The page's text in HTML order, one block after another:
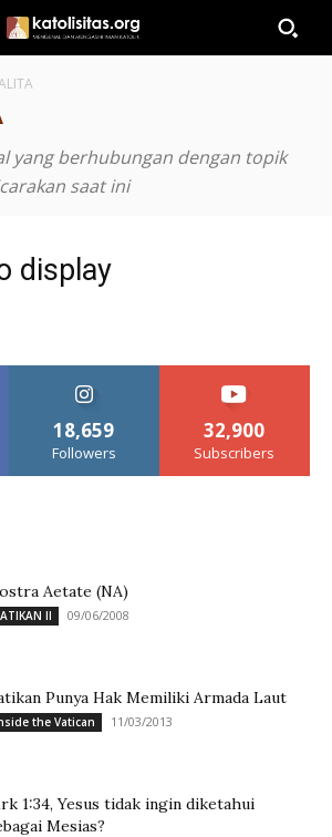
yang berhubungan dengan topik
saat ini
display
18,659
Followers
32,900
Subscribers
Aetate (NA)
II 09/06/2008
Punya Hak Memiliki Armada Laut
the Vatican 11/03/2013
1:34, Yesus tidak ingin diketahui
Mesias?